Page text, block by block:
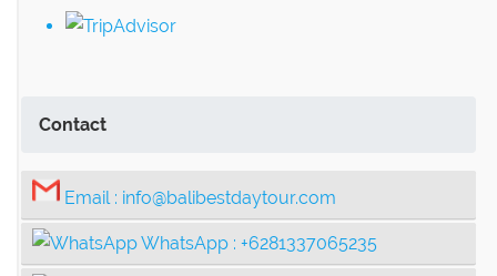
Tegalalang Rice Terrace with Bali
Thrilling Ubud Adventure Tour |
Contact
Email : info@balibestdaytour.com
WhatsApp : +6281337065235